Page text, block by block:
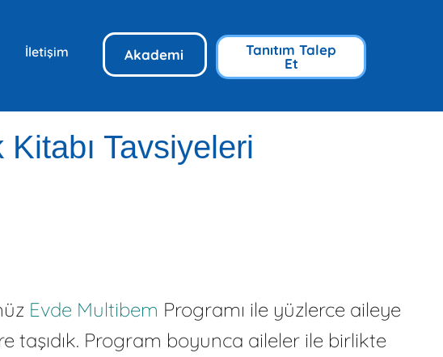
İletişim Akademi
Tanıtım Talep
Et
Tavsiyeleri
Evde Multibem Programı ile yüzlerce aileye
taşıdık. Program boyunca aileler ile birlikte